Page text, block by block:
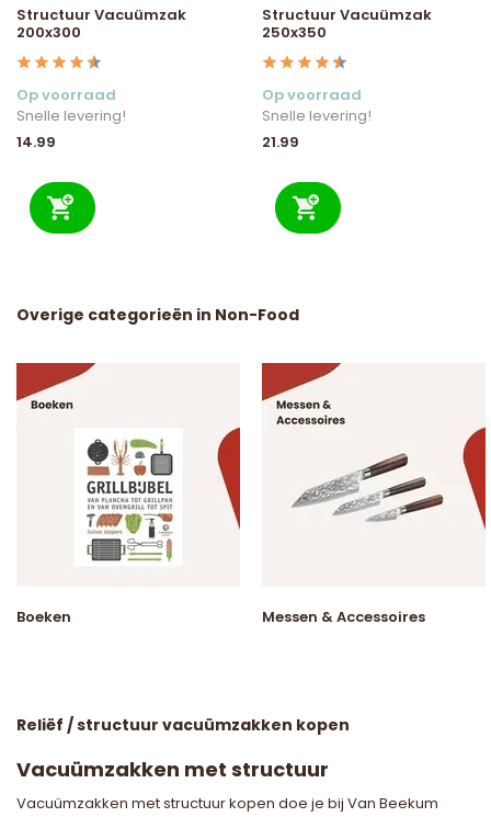
Structuur Vacuümzak
200x300
Op voorraad
Snelle levering!
14.99
Structuur Vacuümzak
250x350
Op voorraad
Snelle levering!
21.99
Overige categorieën in Non-Food
Boeken Messen & Accessoires
Reliëf / structuur vacuümzakken kopen
Vacuümzakken met structuur
Vacuümzakken met structuur kopen doe je bij Van Beekum